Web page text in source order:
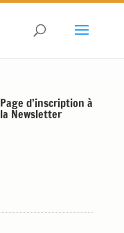
Page d’inscription à
la Newsletter